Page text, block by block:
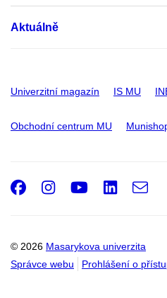
Aktuálně
Univerzitní magazín IS MU
Obchodní centrum MU
© 2026 Masarykova univerzita
Správce webu
Prohlášení o
Facebook
Instagram
Youtube
e-